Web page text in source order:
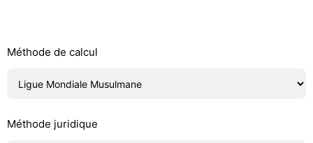
Méthode de calcul
Méthode juridique